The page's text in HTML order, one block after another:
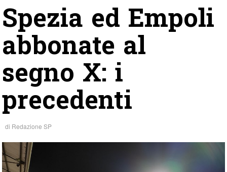
Spezia ed Empoli
abbonate al
segno X: i
precedenti
di Redazione SP